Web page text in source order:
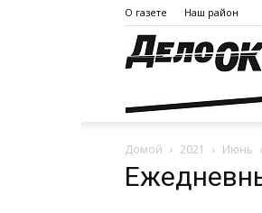
О газете Наш район
Домой 2021 Июнь